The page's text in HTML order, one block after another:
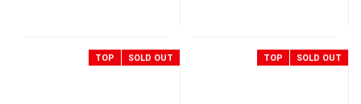
TOP SOLD OUT TOP SOLD OUT